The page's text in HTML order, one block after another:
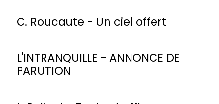
C. Roucaute - Un ciel offert
L'INTRANQUILLE - ANNONCE DE
PARUTION